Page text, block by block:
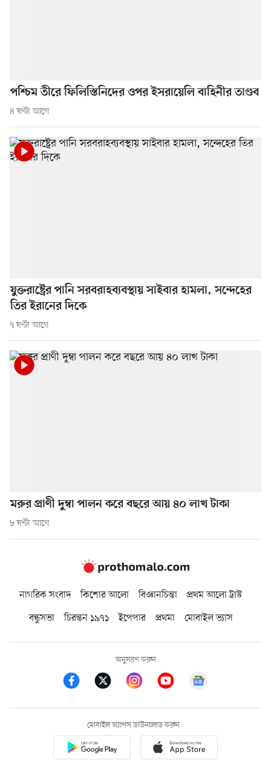
পশ্চিম তীরে ফিলিস্তিনিদের ওপর ইসরায়েলি বাহিনীর তাণ্ডব
৪ ঘণ্টা আগে
যুক্তরাষ্ট্রের পানি সরবরাহব্যবস্থায় সাইবার হামলা, সন্দেহের
তির ইরানের দিকে
৭ ঘণ্টা আগে
মরুর প্রাণী দুম্বা পালন করে বছরে আয় ৪০ লাখ টাকা
৮ ঘণ্টা আগে
নাগরিক সংবাদ কিশোর আলো বিজ্ঞানচিন্তা
প্রথম আলো ট্রাস্ট
বন্ধুসভা
চিরন্তন ১৯৭১ ইপেপার প্রথমা মোবাইল ভ্যাস
অনুসরণ করুন
মোবাইল অ্যাপস ডাউনলোড করুন